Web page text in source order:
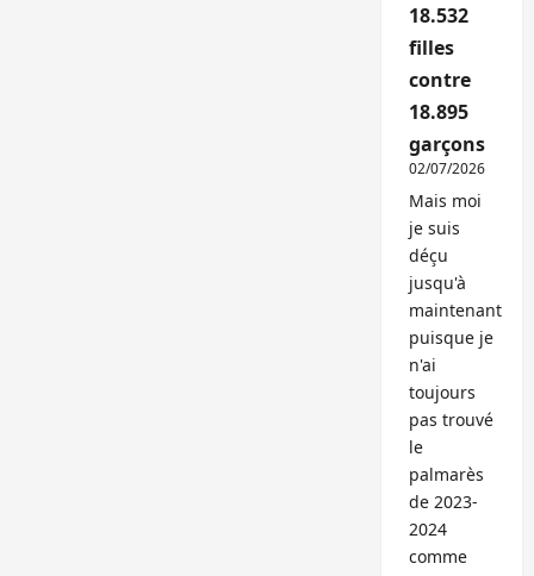
18.532
filles
contre
18.895
garçons
02/07/2026
Mais moi
je suis
déçu
jusqu'à
maintenant
puisque je
n'ai
toujours
pas trouvé
le
palmarès
de 2023-
2024
comme